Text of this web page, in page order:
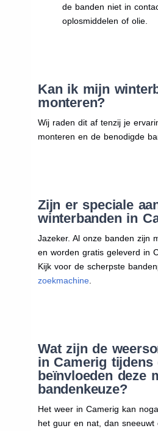
de banden niet in
oplosmiddelen of olie.
Kan ik mijn
monteren?
Wij raden dit af tenzij je
monteren en de benodigde
Zijn er speciale
winterbanden in
Jazeker. Al onze banden zijn
en worden gratis geleverd in
Kijk voor de scherpste
zoekmachine.
Wat zijn de
in Camerig tijdens
beïnvloeden deze
bandenkeuze?
Het weer in Camerig kan
het guur en nat, dan sneeuwt